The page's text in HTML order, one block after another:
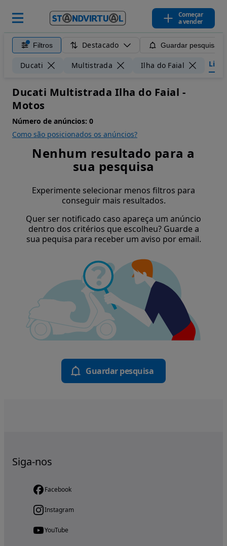
Começar
a vender
Filtros Destacado Guardar pesquisa
Ducati Multistrada Ilha do Faial
Ducati Multistrada Ilha do Faial -
Motos
Número de anúncios: 0
Como são posicionados os anúncios?
Nenhum resultado para a
sua pesquisa
Experimente selecionar menos filtros para
conseguir mais resultados.
Quer ser notificado caso apareça um anúncio
dentro dos critérios que escolheu? Guarde a
sua pequisa para receber um aviso por email.
Guardar pesquisa
Siga-nos
Facebook
Instagram
YouTube